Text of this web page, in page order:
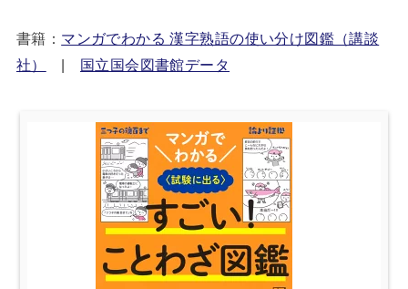
書籍： マンガでわかる 漢字熟語の使い分け図鑑（講談
社）
| 国立国会図書館データ